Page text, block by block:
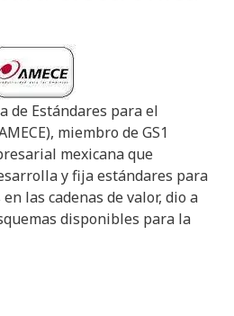
de Estándares para el
miembro de GS1
mexicana que
y fija estándares para
las cadenas de valor, dio a
disponibles para la